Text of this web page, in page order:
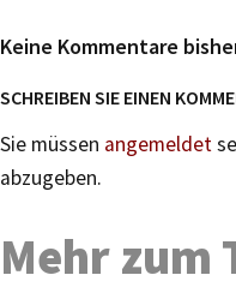
Keine Kommentare
SCHREIBEN SIE EINEN
Sie müssen angemeldet
abzugeben.
Mehr zum